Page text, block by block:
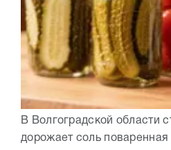
В Волгоградской области
дорожает соль